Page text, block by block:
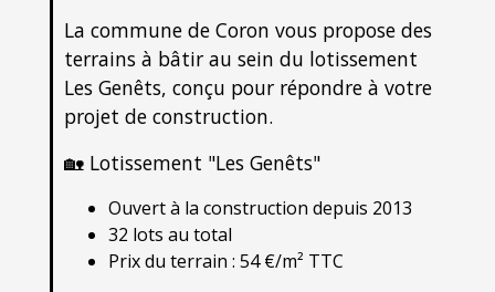
La commune de Coron vous propose des
terrains à bâtir au sein du lotissement
Les Genêts, conçu pour répondre à votre
projet de construction.
🏡 Lotissement "Les Genêts"
Ouvert à la construction depuis 2013
32 lots au total
Prix du terrain : 54 €/m² TTC